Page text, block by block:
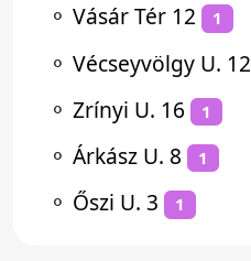
⚬ Vásár Tér 12 1
⚬ Vécseyvölgy U. 12
⚬ Zrínyi U. 16 1
⚬ Árkász U. 8 1
⚬ Őszi U. 3 1